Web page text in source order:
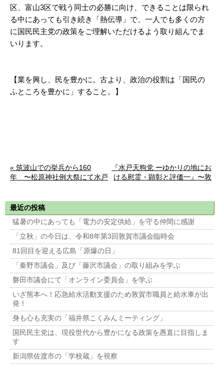
区、富山3区で戦う同士の必勝に向け、できることは限られ
る中にあっても引き続き「熱伝導」で、一人でも多くの方
に国民民主党の政策をご理解いただけるよう取り組んでま
いります。
【業を興し、民を豊かに。古より、政治の役割は「国民の
ふところを豊かに」すること。】
« 筑波山での挙兵から160
年 〜松原神社例大祭にて水戸
『水戸天狗党 ーゆかりの地にお
ける慰霊・顕彰と評価一』〜敦
最近の投稿
猛暑の中にあっても「電力の安定供給」を守る仲間に感謝
「立秋」の今日は、令和8年第3回敦賀市議会臨時会
81回目を迎える広島「原爆の日」
「秦野市議会」及び「藤沢市議会」の取り組みを学ぶ
磐田市議会にて「オンライン委員会」を学ぶ
いざ熊本へ！応急給水活動支援のため敦賀市職員と給水車が出
発！
身も心も充実の「福井県こくみんミーティング」
国民民主党は、現役世代から豊かになる政策を愚直に目指しま
す
新潟県佐渡市の「学校蔵」を視察